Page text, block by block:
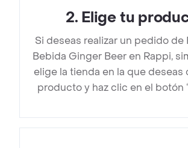
2. Elige tu
Si deseas realizar un pedido de
Bebida Ginger Beer en Rappi,
elige la tienda en la que deseas
producto y haz clic en el botón